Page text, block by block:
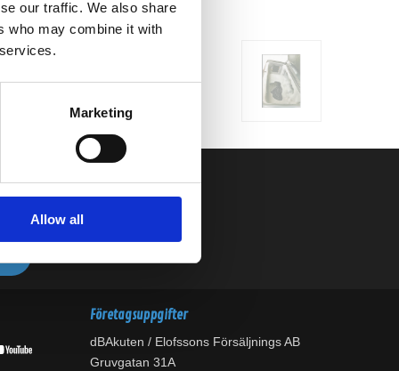
our traffic. We also share
who may combine it with
Marketing
Allow all
Företagsuppgifter
dBAkuten / Elofssons Försäljnings AB
Gruvgatan 31A